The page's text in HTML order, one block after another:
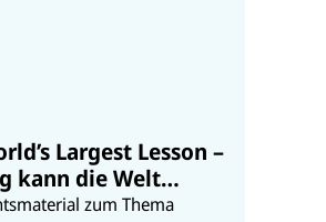
Largest Lesson –
kann die Welt
zum Thema